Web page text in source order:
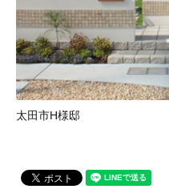
太田市H様邸